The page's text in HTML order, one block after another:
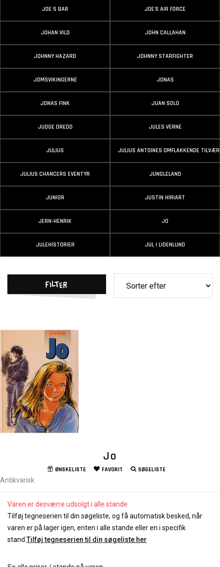
JOE´S BAR JOE'S AIR FORCE
JOHAN VILD JOHN CALLAHAN
JOHNNY HAZARD JOHNNY STARFIGHTER
JOMSVIKINGERNE JONAS
JONAS FINK JUAN SOLO
JUDGE DREDD JULES VERNE
JULIUS JULIUS ANTOINES OMFLAKKENDE
JULIUS CHANCERS EVENTYR JUNGLELAND
JUNIOR JUSTIN HIRIART
JERN-HENRIK JO
JULEHISTORIER JUL I LIDENLUND
Filter
Jo
ØNSKELISTE FAVORIT SØGELISTE
Antikvarisk
Varen er desværre udsolgt i alle stande.
Tilføj tegneserien til din søgeliste, og få automatisk besked, når
varen er på lager igen, enten i alle stande eller en i specifik
stand.Tilføj tegneserien til din søgeliste her